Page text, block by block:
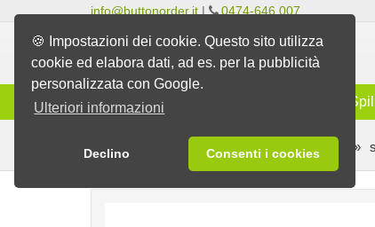
🍪 Impostazioni dei cookie. Questo sito utilizza
cookie ed elabora dati, ad es. per la pubblicità
personalizzata con Google.
Ulteriori informazioni
Declino Consenti i cookies
info@buttonorder.it | 0474-646 007
Gamma
Spille pronte con disegni vari Smiley spille